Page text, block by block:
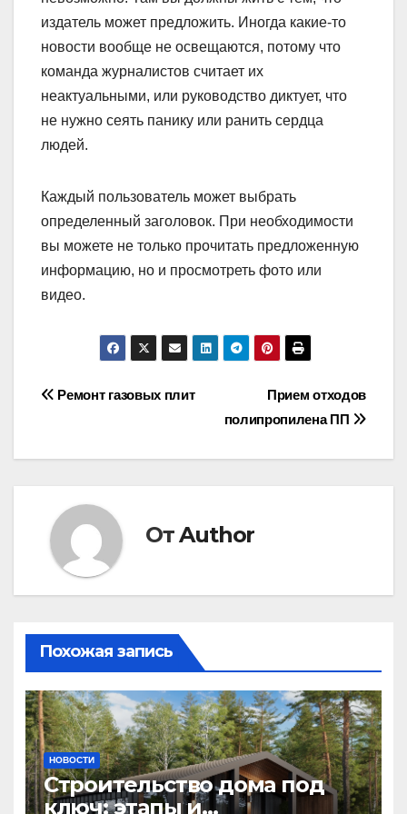
издатель может предложить. Иногда какие-то
новости вообще не освещаются, потому что
команда журналистов считает их
неактуальными, или руководство диктует, что
не нужно сеять панику или ранить сердца
людей.
Каждый пользователь может выбрать
определенный заголовок. При необходимости
вы можете не только прочитать предложенную
информацию, но и просмотреть фото или
видео.
Навигация
Прием отходов
полипропилена ПП
Ремонт газовых плит
ОтAuthor
Похожая запись
НОВОСТИ
Строительство дома под
ключ: этапы и